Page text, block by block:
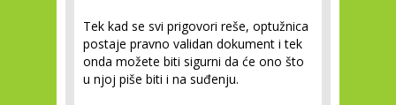
Tek kad se svi prigovori reše, optužnica
postaje pravno validan dokument i tek
onda možete biti sigurni da će ono što
u njoj piše biti i na suđenju.